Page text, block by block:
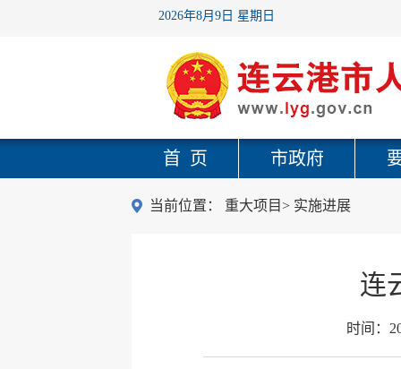
2026年8月9日 星期日
首 页 市政府
当前位置： 重大项目> 实施进展
连
时间：